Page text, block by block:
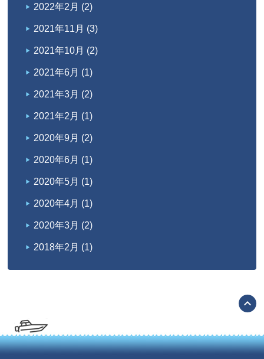
2022年2月 (2)
2021年11月 (3)
2021年10月 (2)
2021年6月 (1)
2021年3月 (2)
2021年2月 (1)
2020年9月 (2)
2020年6月 (1)
2020年5月 (1)
2020年4月 (1)
2020年3月 (2)
2018年2月 (1)
expand_less